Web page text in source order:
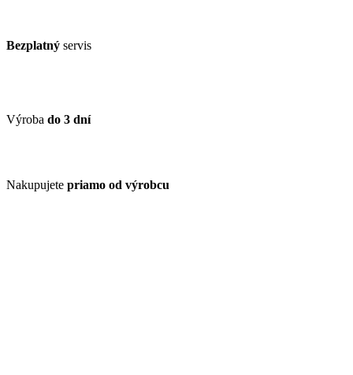
Bezplatný servis
Výroba do 3 dní
Nakupujete priamo od výrobcu